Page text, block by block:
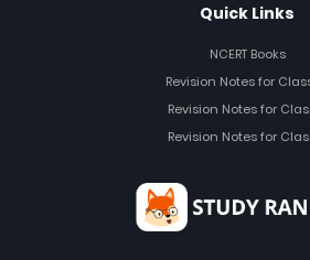
Quick Links
NCERT Books
Revision Notes for
Revision Notes for
Revision Notes for